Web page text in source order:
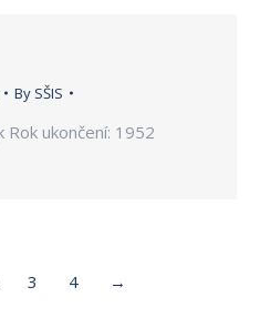
By SŠIS
Rok ukončení: 1952
3 4 →